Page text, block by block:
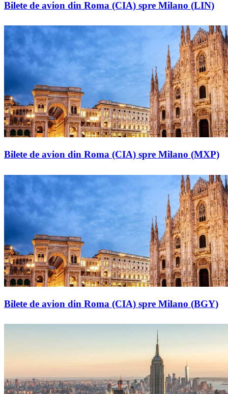
Bilete de avion din Roma (CIA) spre Milano (LIN)
Bilete de avion din Roma (CIA) spre Milano (MXP)
Bilete de avion din Roma (CIA) spre Milano (BGY)